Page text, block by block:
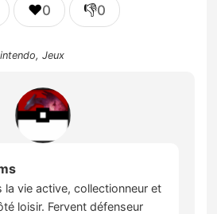
❤️0 👎0
,Jeux
la vie active, collectionneur et
loisir. Fervent défenseur